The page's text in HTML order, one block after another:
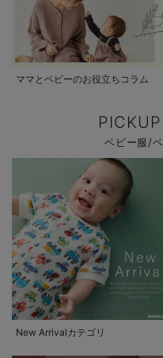
ママとベビーのお役立ちコラム
ベビー服/
New Arrivalカテゴリ